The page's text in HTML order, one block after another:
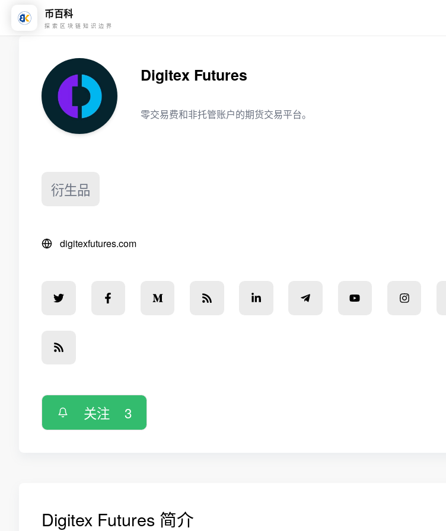
币百科
探索区块链知识边界
Digitex Futures
零交易费和非托管账户的期货交易平台。
衍生品
digitexfutures.com
关注 3
Digitex Futures 简介